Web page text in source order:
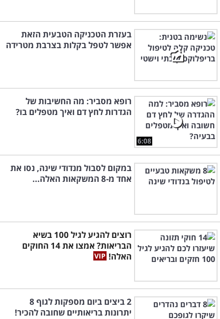
בעזרת הטכניקה הטבעית הזאת
אפשר לטפל בקלות בצרבת מטרידה
6:08
רופא מסביר: מה החשיבות של
הגדרות לחץ דם ואיך מטפלים בו?
במקום לסבול מנדודי שינה, נסו את
אחד מ-8 המשקאות האלה...
רוצים להגיע לגיל 100 בשיא
הבריאות? אמצו את 14 החוקים
האלה!
2 ביצים ביום מספקות לגוף 8
יתרונות בריאותיים שחובה להכיר!